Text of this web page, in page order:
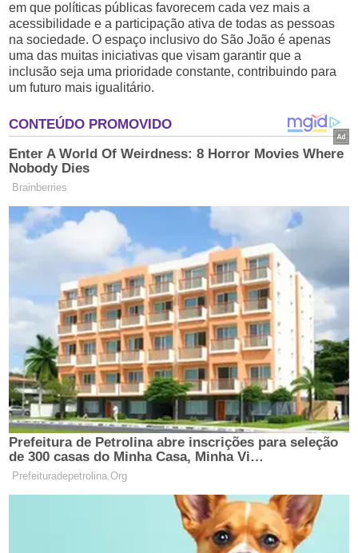
em que políticas públicas favorecem cada vez mais a
acessibilidade e a participação ativa de todas as pessoas
na sociedade. O espaço inclusivo do São João é apenas
uma das muitas iniciativas que visam garantir que a
inclusão seja uma prioridade constante, contribuindo para
um futuro mais igualitário.